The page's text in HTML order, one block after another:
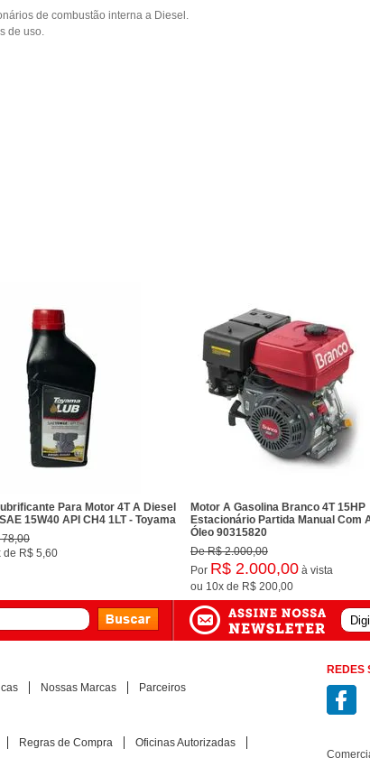
de combustão interna a Diesel.
de uso.
Para Motor 4T A Diesel
15W40 API CH4 1LT - Toyama
de R$ 5,60
Motor A Gasolina Branco 4T 15HP
Estacionário Partida Manual Com
Óleo 90315820
DeR$ 2.000,00
Por R$ 2.000,00 à vista
ou 10x de R$ 200,00
Nossas Marcas Parceiros
Regras de Compra Oficinas Autorizadas
REDES